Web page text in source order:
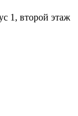
1, второй этаж